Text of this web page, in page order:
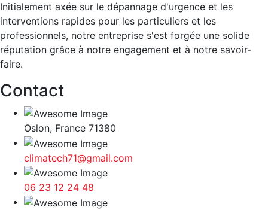
Initialement axée sur le dépannage d'urgence et les
interventions rapides pour les particuliers et les
professionnels, notre entreprise s'est forgée une solide
réputation grâce à notre engagement et à notre savoir-
faire.
Contact
Oslon, France 71380
climatech71@gmail.com
06 23 12 24 48